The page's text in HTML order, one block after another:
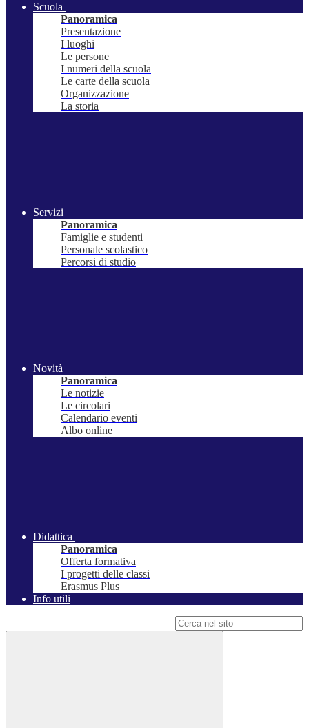
Scuola
Panoramica
Presentazione
I luoghi
Le persone
I numeri della scuola
Le carte della scuola
Organizzazione
La storia
Servizi
Panoramica
Famiglie e studenti
Personale scolastico
Percorsi di studio
Novità
Panoramica
Le notizie
Le circolari
Calendario eventi
Albo online
Didattica
Panoramica
Offerta formativa
I progetti delle classi
Erasmus Plus
Info utili